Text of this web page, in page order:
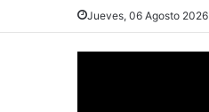
Jueves, 06 Agosto 2026